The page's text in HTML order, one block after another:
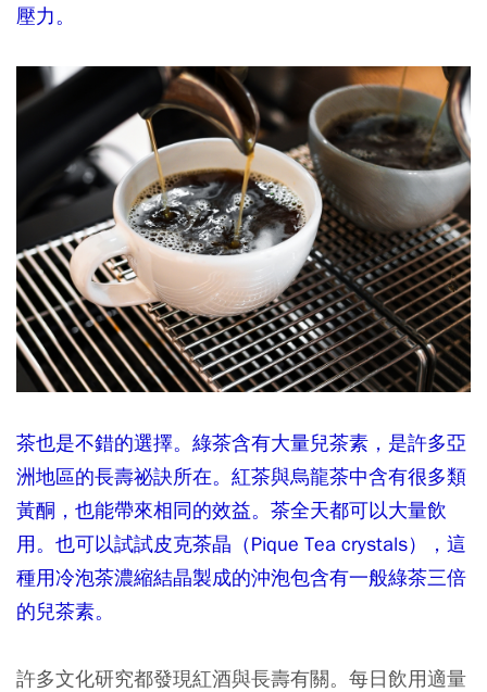
壓力。
茶也是不錯的選擇。綠茶含有大量兒茶素，是許多亞
洲地區的長壽祕訣所在。紅茶與烏龍茶中含有很多類
黃酮，也能帶來相同的效益。茶全天都可以大量飲
用。也可以試試皮克茶晶（Pique Tea crystals），這
種用冷泡茶濃縮結晶製成的沖泡包含有一般綠茶三倍
的兒茶素。
許多文化研究都發現紅酒與長壽有關。每日飲用適量